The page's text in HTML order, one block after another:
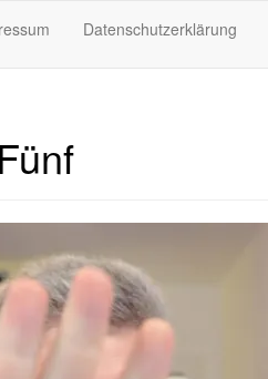
Datenschutzerklärung